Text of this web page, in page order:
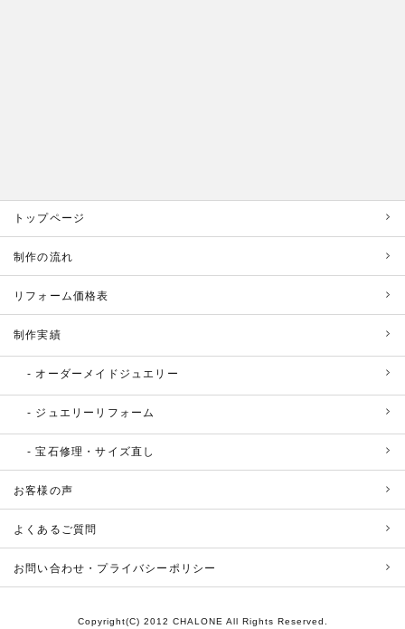
トップページ
制作の流れ
リフォーム価格表
制作実績
オーダーメイドジュエリー
ジュエリーリフォーム
宝石修理・サイズ直し
お客様の声
よくあるご質問
お問い合わせ・プライバシーポリシー
Copyright(C) 2012 CHALONE All Rights Reserved.